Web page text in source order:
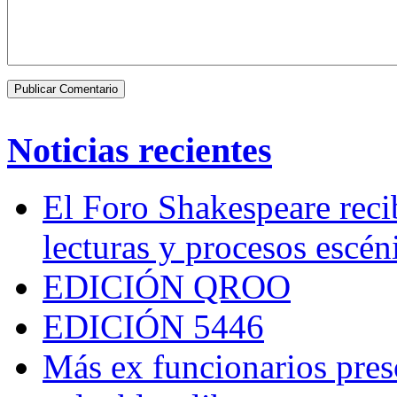
Noticias recientes
El Foro Shakespeare
lecturas y procesos
EDICIÓN QROO
EDICIÓN 5446
Más ex funcionarios